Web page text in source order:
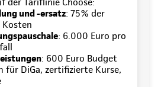
und -ersatz: 75% der
Kosten
: 6.000 Euro pro
: 600 Euro Budget
für DiGa, zertifizierte Kurse,